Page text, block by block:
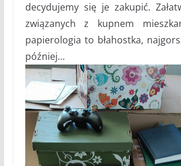
decydujemy się je zakupić.
związanych z kupnem
papierologia to błahostka,
później…